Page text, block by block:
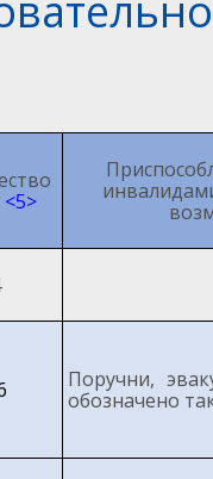
<5>
Поручни,
обозначено